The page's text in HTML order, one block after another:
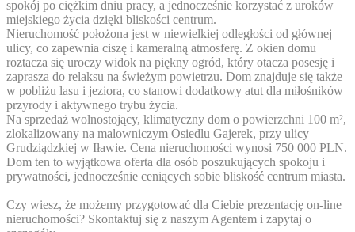
spokój po ciężkim dniu pracy, a jednocześnie korzystać z uroków
miejskiego życia dzięki bliskości centrum.
Nieruchomość położona jest w niewielkiej odległości od głównej
ulicy, co zapewnia ciszę i kameralną atmosferę. Z okien domu
roztacza się uroczy widok na piękny ogród, który otacza posesję i
zaprasza do relaksu na świeżym powietrzu. Dom znajduje się także
w pobliżu lasu i jeziora, co stanowi dodatkowy atut dla miłośników
przyrody i aktywnego trybu życia.
Na sprzedaż wolnostojący, klimatyczny dom o powierzchni 100 m²,
zlokalizowany na malowniczym Osiedlu Gajerek, przy ulicy
Grudziądzkiej w Iławie. Cena nieruchomości wynosi 750 000 PLN.
Dom ten to wyjątkowa oferta dla osób poszukujących spokoju i
prywatności, jednocześnie ceniących sobie bliskość centrum miasta.
Czy wiesz, że możemy przygotować dla Ciebie prezentację on-line
nieruchomości? Skontaktuj się z naszym Agentem i zapytaj o